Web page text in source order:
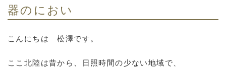
器のにおい
こんにちは 松澤です。
ここ北陸は昔から、日照時間の少ない地域で、